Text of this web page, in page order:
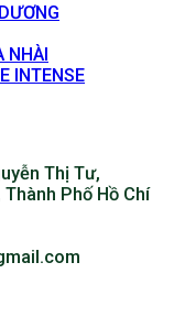
NHÀI
INTENSE
Thị Tư,
Phố Hồ Chí